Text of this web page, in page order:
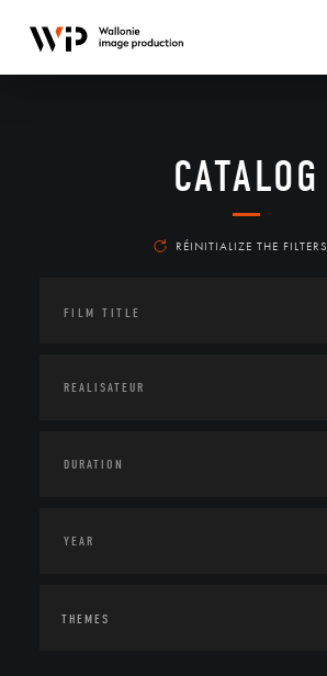
CATALOG
RÉINITIALIZE THE FILTERS
THEMES